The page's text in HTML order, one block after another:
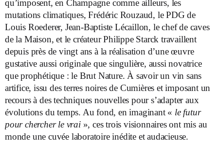
qu’imposent, en Champagne comme ailleurs, les
mutations climatiques, Frédéric Rouzaud, le PDG de
Louis Roederer, Jean-Baptiste Lécaillon, le chef de caves
de la Maison, et le créateur Philippe Starck travaillent
depuis près de vingt ans à la réalisation d’une œuvre
gustative aussi originale que singulière, aussi novatrice
que prophétique : le Brut Nature. À savoir un vin sans
artifice, issu des terres noires de Cumières et imposant un
recours à des techniques nouvelles pour s’adapter aux
évolutions du temps. Au fond, en imaginant « le futur
pour chercher le vrai», ces trois visionnaires ont mis au
monde une cuvée laboratoire inédite et audacieuse.